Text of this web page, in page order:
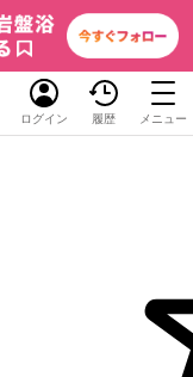
ログイン 履歴 メニュー